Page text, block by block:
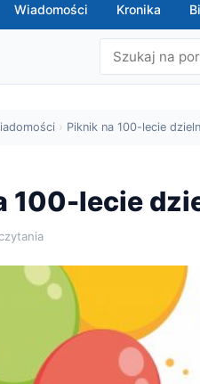
Wiadomości Kronika
› Piknik na 100-lecie
100-lecie